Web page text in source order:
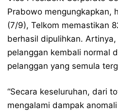
Prabowo mengungkapkan,
(7/9), Telkom memastikan
berhasil dipulihkan.
pelanggan kembali normal
pelanggan yang semula
“Secara keseluruhan, dari
mengalami dampak